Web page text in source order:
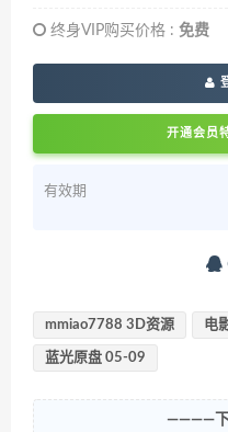
终身VIP购买价格 : 免费
开通会员
有效期
mmiao7788 3D资源 电
蓝光原盘 05-09
————